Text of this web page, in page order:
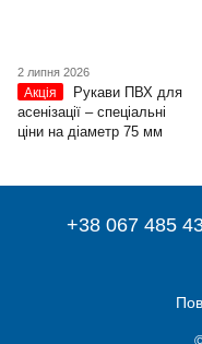
2 липня 2026
Акція
Рукави ПВХ для
асенізації – спеціальні
ціни на діаметр 75 мм
+38 067 485